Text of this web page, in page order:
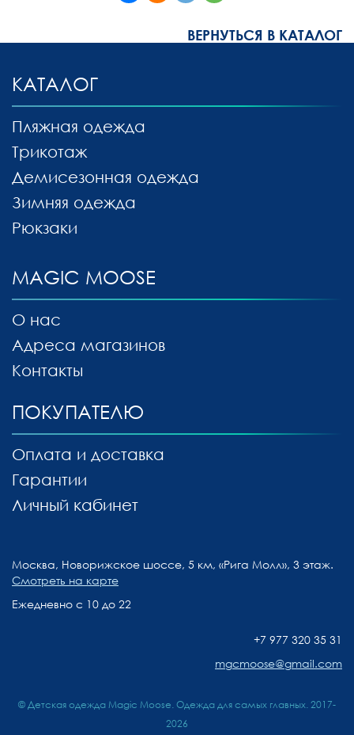
ВЕРНУТЬСЯ В КАТАЛОГ
MAGIC MOOSE
О нас
Адреса магазинов
Контакты
КАТАЛОГ
Пляжная одежда
Трикотаж
Демисезонная одежда
Зимняя одежда
Рюкзаки
ПОКУПАТЕЛЮ
Оплата и доставка
Гарантии
Личный кабинет
Москва, Новорижское шоссе, 5 км, «Рига Молл», 3 этаж.
Смотреть на карте
Ежедневно с 10 до 22
+7 977 320 35 31
mgcmoose@gmail.com
© Детская одежда Magic Moose. Одежда для самых главных. 2017-
2026